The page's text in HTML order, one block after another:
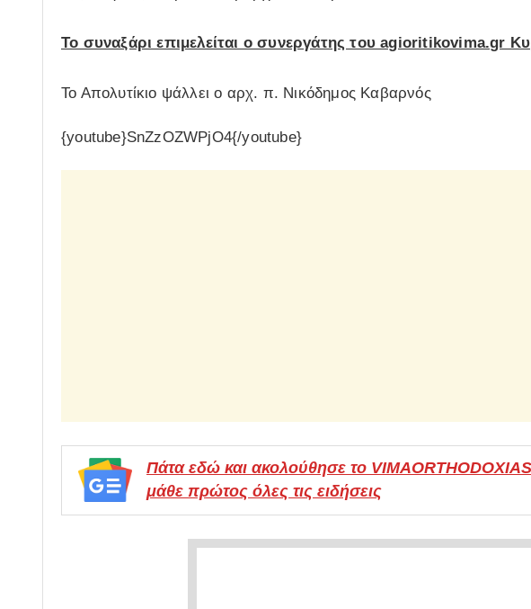
Το συναξάρι επιμελείται ο συνεργάτης του agioritikovima.gr
Το Απολυτίκιο ψάλλει ο αρχ. π. Νικόδημος Καβαρνός
{youtube}SnZzOZWPjO4{/youtube}
Πάτα εδώ και ακολούθησε το
μάθε πρώτος όλες τις ειδήσεις